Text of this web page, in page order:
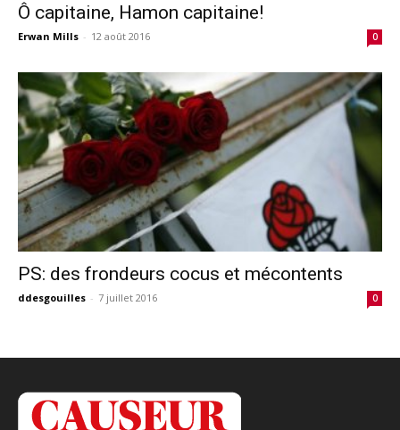
Ô capitaine, Hamon capitaine!
Erwan Mills - 12 août 2016 0
PS: des frondeurs cocus et mécontents
ddesgouilles - 7 juillet 2016 0